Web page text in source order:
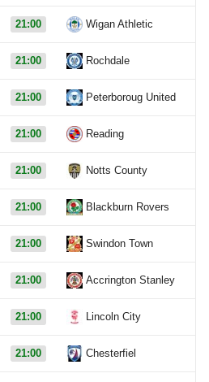
21:00 Wigan Athletic
21:00 Rochdale
21:00 Peterboroug United
21:00 Reading
21:00 Notts County
21:00 Blackburn Rovers
21:00 Swindon Town
21:00 Accrington Stanley
21:00 Lincoln City
21:00 Chesterfiel